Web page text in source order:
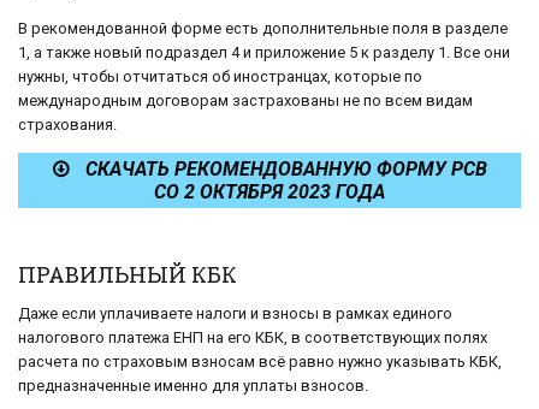
В рекомендованной форме есть дополнительные поля в разделе
1, а также новый подраздел 4 и приложение 5 к разделу 1. Все они
нужны, чтобы отчитаться об иностранцах, которые по
международным договорам застрахованы не по всем видам
страхования.
СКАЧАТЬ РЕКОМЕНДОВАННУЮ ФОРМУ РСВ
СО 2 ОКТЯБРЯ 2023 ГОДА
ПРАВИЛЬНЫЙ КБК
Даже если уплачиваете налоги и взносы в рамках единого
налогового платежа ЕНП на его КБК, в соответствующих полях
расчета по страховым взносам всё равно нужно указывать КБК,
предназначенные именно для уплаты взносов.